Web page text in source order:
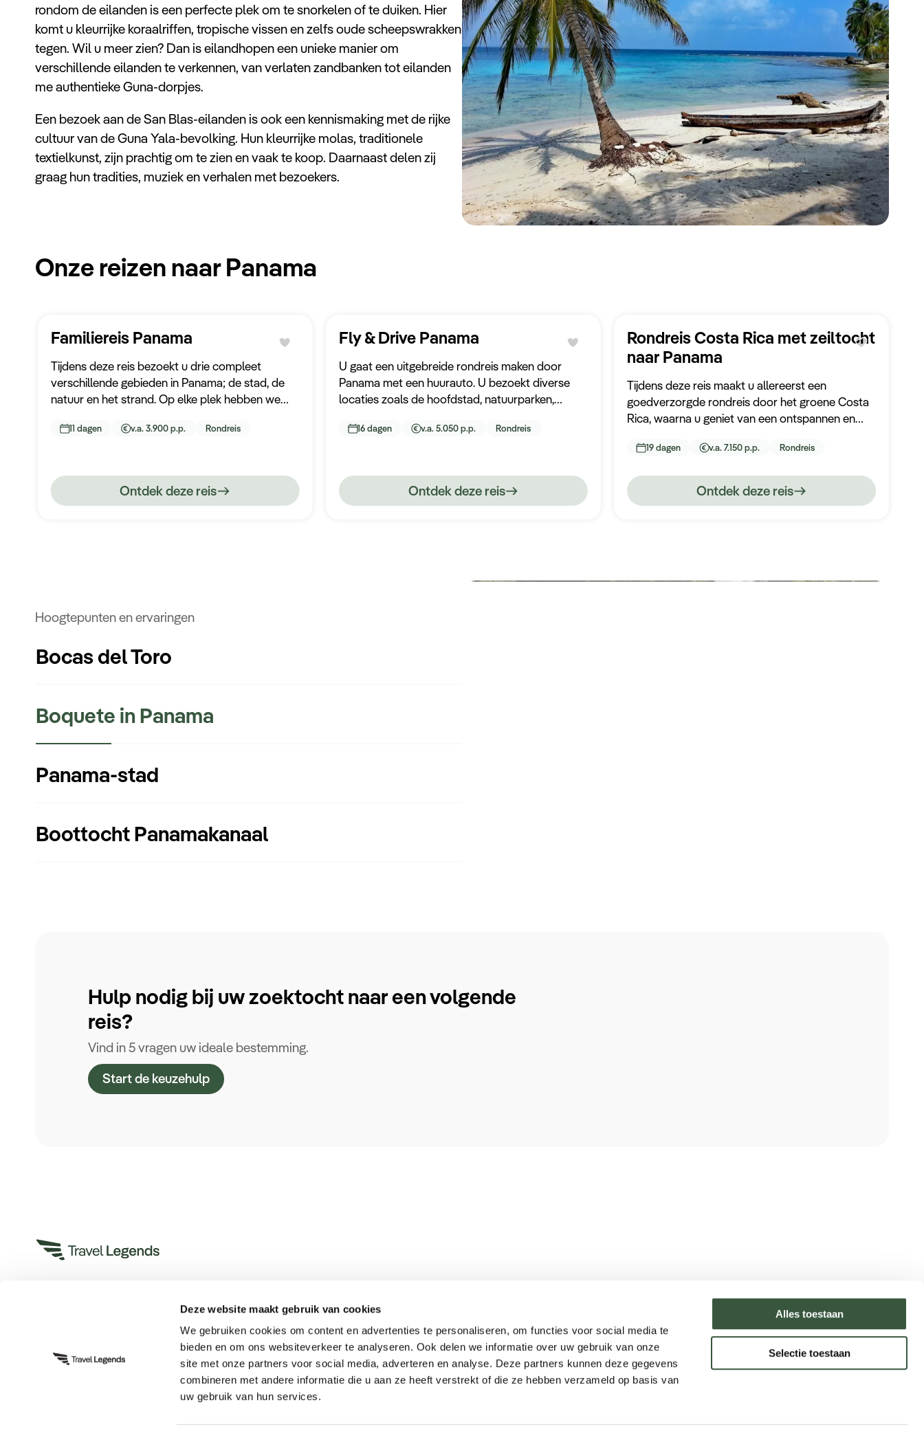
Deze website maakt gebruik van cookies
We gebruiken cookies om content en advertenties te personaliseren, om functies voor social media te
bieden en om ons websiteverkeer te analyseren. Ook delen we informatie over uw gebruik van onze
site met onze partners voor social media, adverteren en analyse. Deze partners kunnen deze gegevens
combineren met andere informatie die u aan ze heeft verstrekt of die ze hebben verzameld op basis van
uw gebruik van hun services.
Alles toestaan
Selectie toestaan
rondom de eilanden is een perfecte plek om te snorkelen of te duiken. Hier
komt u kleurrijke koraalriffen, tropische vissen en zelfs oude scheepswrakken
tegen. Wil u meer zien? Dan is eilandhopen een unieke manier om
verschillende eilanden te verkennen, van verlaten zandbanken tot eilanden
me authentieke Guna-dorpjes.
Een bezoek aan de San Blas-eilanden is ook een kennismaking met de rijke
cultuur van de Guna Yala-bevolking. Hun kleurrijke molas, traditionele
textielkunst, zijn prachtig om te zien en vaak te koop. Daarnaast delen zij
graag hun tradities, muziek en verhalen met bezoekers.
Onze reizen naar Panama
Familiereis Panama
Tijdens deze reis bezoekt u drie compleet
verschillende gebieden in Panama; de stad, de
natuur en het strand. Op elke plek hebben we
maakt tijdens de reis gebruik van comfortabele
11 dagen v.a. 3.900 p.p. Rondreis
Ontdek deze reis
Fly & Drive Panama
U gaat een uitgebreide rondreis maken door
Panama met een huurauto. U bezoekt diverse
locaties zoals de hoofdstad, natuurparken,
gevarieerde reis!
16 dagen v.a. 5.050 p.p. Rondreis
Ontdek deze reis
Rondreis Costa Rica met zeiltocht
naar Panama
Tijdens deze reis maakt u allereerst een
goedverzorgde rondreis door het groene Costa
Rica, waarna u geniet van een ontspannen en
Panama en deze unieke reis in Panama Stad
19 dagen v.a. 7.150 p.p. Rondreis
Ontdek deze reis
Hoogtepunten en ervaringen
Bocas del Toro
Boquete in Panama
Panama-stad
Boottocht Panamakanaal
Hulp nodig bij uw zoektocht naar een volgende
reis?
Vind in 5 vragen uw ideale bestemming.
Start de keuzehulp
Bel ons op +31 (0)73 22 00 550
Meer informatie
Keurmerken
Onze aanpak
Verantwoord op reis
Webinars
Rondreizen
Incentives